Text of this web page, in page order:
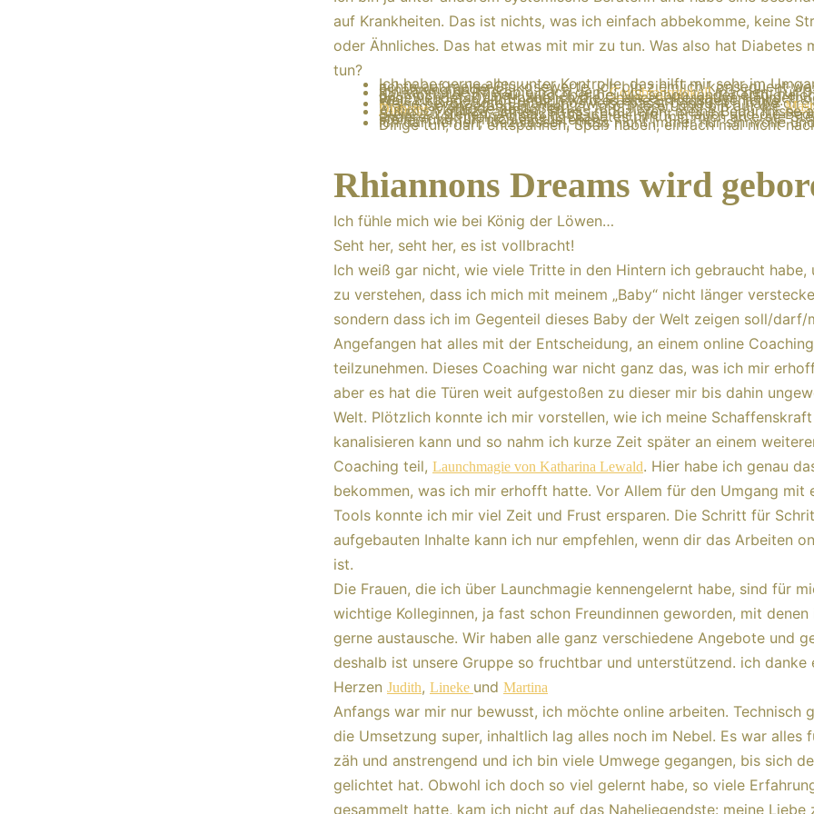
auf Krankheiten. Das ist nichts, was ich einfach abbekomme, keine
oder Ähnliches. Das hat etwas mit mir zu tun. Was also hat Diabetes
tun?
Ich habe gerne alles unter Kontrolle, das hilft mir sehr im
achte auf meine Glukosewerte, ich bin ziemlich konsequent
Ernährung angeht…
Ich kann eine Therapie nach demCoimbraprotokollmachen. Für
das noch relativ neu, wird aber bei MS schon länger
angewendet. Damit habe ich die Chance, alternative
Welt zu tragen. Hoffentlich wird es eine Erfolgsgeschichte.
Meine bevorzugte Ernährungsweise passt genau. Ich habe
Diagnose angefangen, mich zu informieren und bin auf die
DiabetesMethode gestoßen.
Auf mich gut zu achten, Stress reduzieren, meine Bedürfnisse
Stelle zu stellen…All das habe ich mir nicht erlaubt und die
anderer vor meine gestellt. Diabetes hilft mir, mich an erste
stellen und für mich einzustehen.
Ich darf lernen, loszulassen, muss nicht immer nur sinnvolle
Dinge tun, darf entspannen, Spaß haben, einfach mal nicht
Rhiannons Dreams wird
Ich fühle mich wie bei König der Löwen…
Seht her, seht her, es ist vollbracht!
Ich weiß gar nicht, wie viele Tritte in den Hintern ich gebraucht habe,
zu verstehen, dass ich mich mit meinem „Baby“ nicht länger
sondern dass ich im Gegenteil dieses Baby der Welt zeigen soll/darf/
Angefangen hat alles mit der Entscheidung, an einem online Coaching
teilzunehmen. Dieses Coaching war nicht ganz das, was ich mir
aber es hat die Türen weit aufgestoßen zu dieser mir bis dahin
Welt. Plötzlich konnte ich mir vorstellen, wie ich meine Schaffenskraft
kanalisieren kann und so nahm ich kurze Zeit später an einem
Coaching teil, Launchmagie von Katharina Lewald. Hier habe ich genau
bekommen, was ich mir erhofft hatte. Vor Allem für den Umgang mit
Tools konnte ich mir viel Zeit und Frust ersparen. Die Schritt für
aufgebauten Inhalte kann ich nur empfehlen, wenn dir das Arbeiten
ist.
Die Frauen, die ich über Launchmagie kennengelernt habe, sind für
wichtige Kolleginnen, ja fast schon Freundinnen geworden, mit denen
gerne austausche. Wir haben alle ganz verschiedene Angebote und
deshalb ist unsere Gruppe so fruchtbar und unterstützend. ich danke
Herzen Judith, Lineke und Martina
Anfangs war mir nur bewusst, ich möchte online arbeiten. Technisch
die Umsetzung super, inhaltlich lag alles noch im Nebel. Es war alles
zäh und anstrengend und ich bin viele Umwege gegangen, bis sich
gelichtet hat. Obwohl ich doch so viel gelernt habe, so viele
gesammelt hatte, kam ich nicht auf das Naheliegendste: meine Liebe